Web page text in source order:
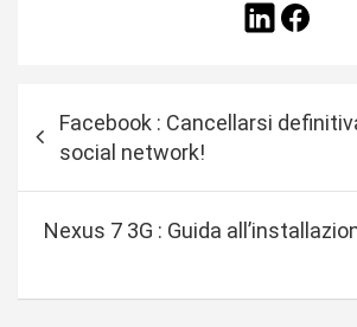
a
Facebook : Cancellarsi
social network!
Nexus 7 3G : Guida